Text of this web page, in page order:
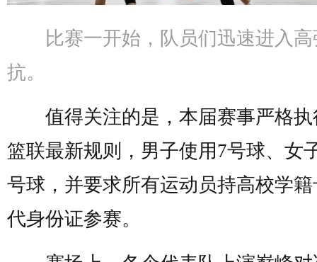
比赛一开始，队员们迅速进入高
抗。
值得关注的是，本届赛事严格执
篮联最新规则，男子使用7号球、女
号球，并要求所有运动员持高校学
代身份证参赛。